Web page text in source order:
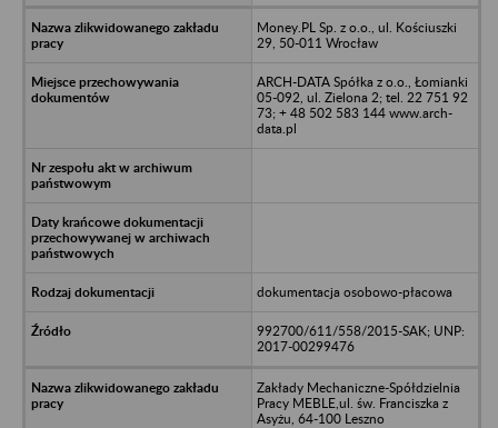
Money.PL Sp. z o.o., ul. Kościuszki
29, 50-011 Wrocław
ARCH-DATA Spółka z o.o., Łomianki
05-092, ul. Zielona 2; tel. 22 751 92
73; + 48 502 583 144 www.arch-
data.pl
dokumentacja osobowo-płacowa
992700/611/558/2015-SAK; UNP:
2017-00299476
Zakłady Mechaniczne-Spółdzielnia
Pracy MEBLE,ul. św. Franciszka z
Asyżu, 64-100 Leszno